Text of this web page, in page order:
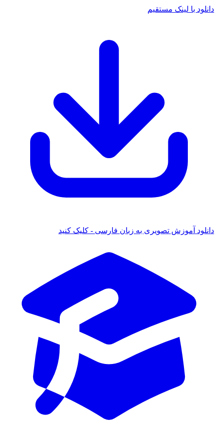
با لینک مستقیم
آموزش تصویری به زبان فارسی - کلیک کنید